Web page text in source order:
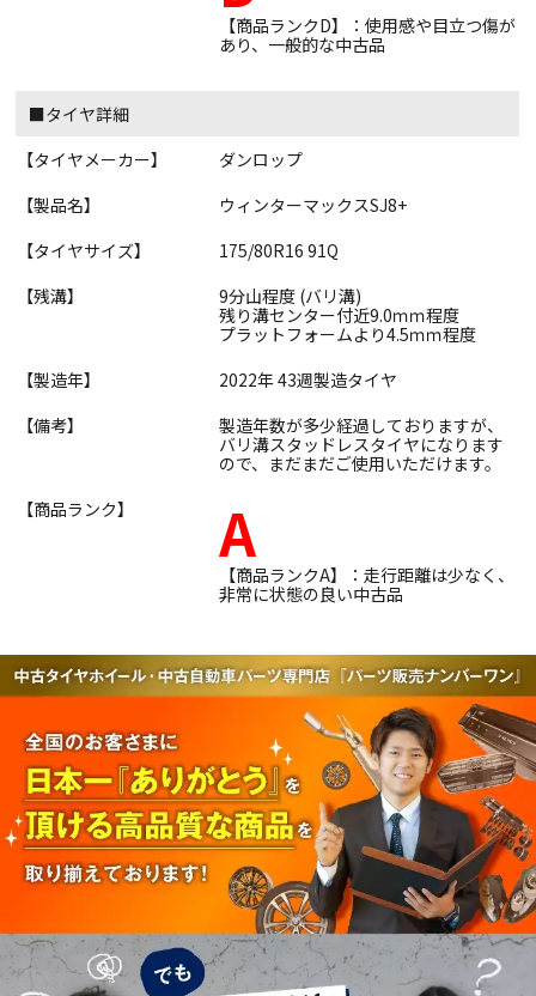
【商品ランクD】：使用感や目立つ傷が
あり、一般的な中古品
■タイヤ詳細
【タイヤメーカー】
ダンロップ
【製品名】
ウィンターマックスSJ8+
【タイヤサイズ】
175/80R16 91Q
【残溝】
9分山程度 (バリ溝)
残り溝センター付近9.0ｍｍ程度
プラットフォームより4.5ｍｍ程度
【製造年】
2022年 43週製造タイヤ
【備考】
製造年数が多少経過しておりますが、
バリ溝スタッドレスタイヤになります
ので、まだまだご使用いただけます。
【商品ランク】
A
【商品ランクA】：走行距離は少なく、
非常に状態の良い中古品